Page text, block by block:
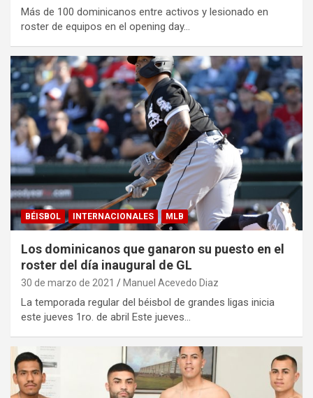
Más de 100 dominicanos entre activos y lesionado en
roster de equipos en el opening day…
BÉISBOL INTERNACIONALES MLB
Los dominicanos que ganaron su puesto en el
roster del día inaugural de GL
30 de marzo de 2021 Manuel Acevedo Diaz
La temporada regular del béisbol de grandes ligas inicia
este jueves 1ro. de abril Este jueves…